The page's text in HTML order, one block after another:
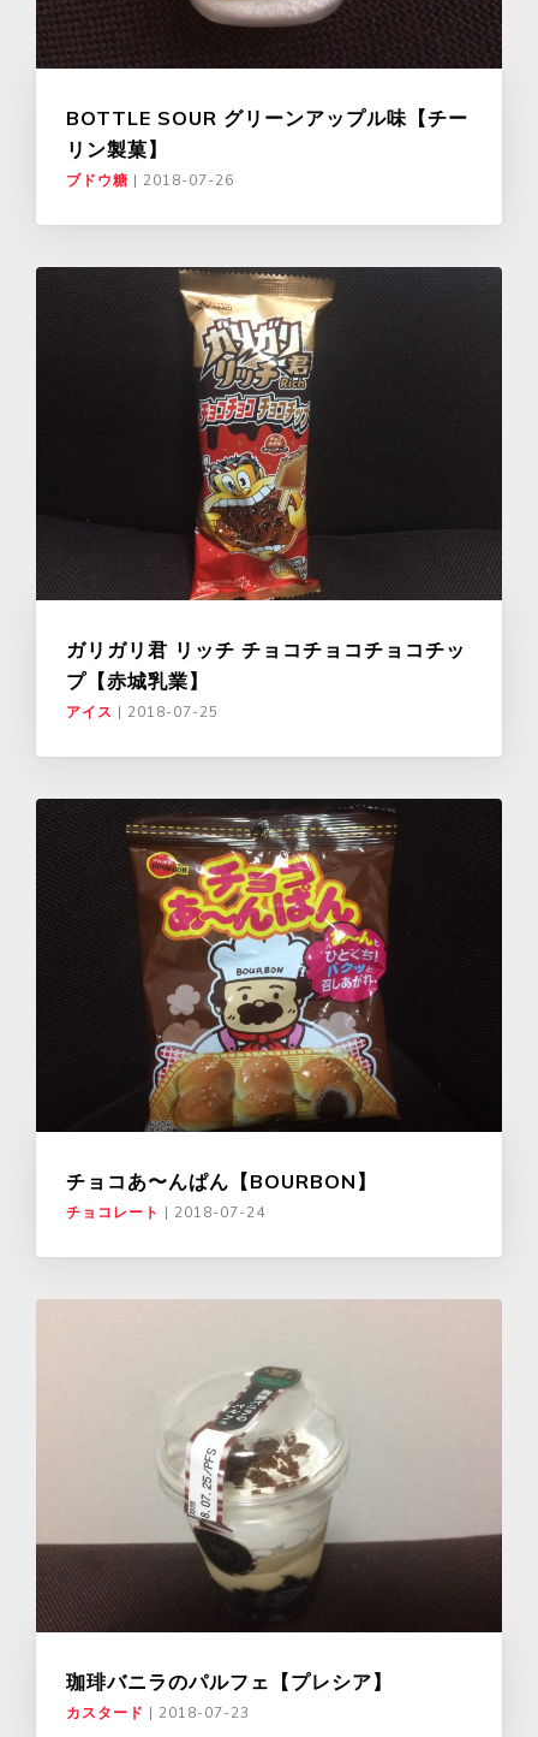
BOTTLE SOUR グリーンアップル味【チー
リン製菓】
ブドウ糖 | 2018-07-26
ガリガリ君 リッチ チョコチョコチョコチッ
プ【赤城乳業】
アイス | 2018-07-25
チョコあ〜んぱん【BOURBON】
チョコレート | 2018-07-24
珈琲バニラのパルフェ【プレシア】
カスタード | 2018-07-23